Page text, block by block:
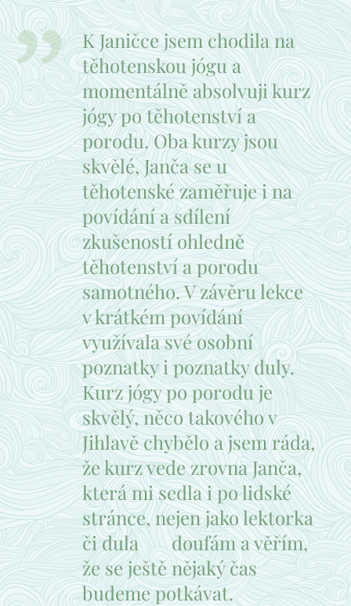
K Janičce jsem chodila na
těhotenskou jógu a
momentálně absolvuji kurz
jógy po těhotenství a
porodu. Oba kurzy jsou
skvělé, Janča se u
těhotenské zaměřuje i na
povídání a sdílení
zkušeností ohledně
těhotenství a porodu
samotného. V závěru lekce
v krátkém povídání
využívala své osobní
poznatky i poznatky duly.
Kurz jógy po porodu je
skvělý, něco takového v
Jihlavě chybělo a jsem ráda,
že kurz vede zrovna Janča,
která mi sedla i po lidské
stránce, nejen jako lektorka
či dula ❤️ doufám a věřím,
že se ještě nějaký čas
budeme potkávat.